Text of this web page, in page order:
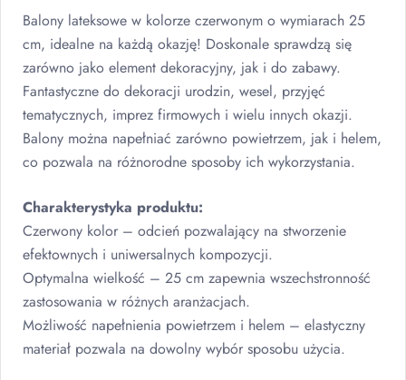
Balony lateksowe w kolorze czerwonym o wymiarach 25
cm, idealne na każdą okazję! Doskonale sprawdzą się
zarówno jako element dekoracyjny, jak i do zabawy.
Fantastyczne do dekoracji urodzin, wesel, przyjęć
tematycznych, imprez firmowych i wielu innych okazji.
Balony można napełniać zarówno powietrzem, jak i helem,
co pozwala na różnorodne sposoby ich wykorzystania.
Charakterystyka produktu:
Czerwony kolor – odcień pozwalający na stworzenie
efektownych i uniwersalnych kompozycji.
Optymalna wielkość – 25 cm zapewnia wszechstronność
zastosowania w różnych aranżacjach.
Możliwość napełnienia powietrzem i helem – elastyczny
materiał pozwala na dowolny wybór sposobu użycia.